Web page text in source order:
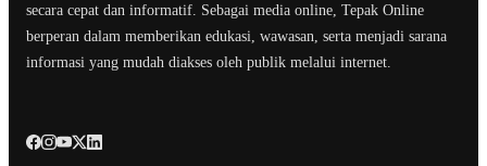
secara cepat dan informatif. Sebagai media online, Tepak Online
berperan dalam memberikan edukasi, wawasan, serta menjadi sarana
informasi yang mudah diakses oleh publik melalui internet.